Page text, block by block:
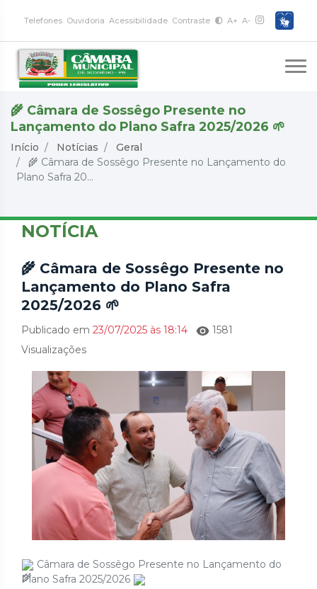
Telefones Ouvidoria Acessibilidade Contraste A+ A-
🌾 Câmara de Sossêgo Presente no
Lançamento do Plano Safra 2025/2026 🌱
Início Notícias
Geral
🌾 Câmara de Sossêgo Presente no Lançamento do
Plano Safra 20...
NOTÍCIA
🌾 Câmara de Sossêgo Presente no
Lançamento do Plano Safra
2025/2026 🌱
Publicado em 23/07/2025 às 18:14
1581
Visualizações
Câmara de Sossêgo Presente no Lançamento do
Plano Safra 2025/2026